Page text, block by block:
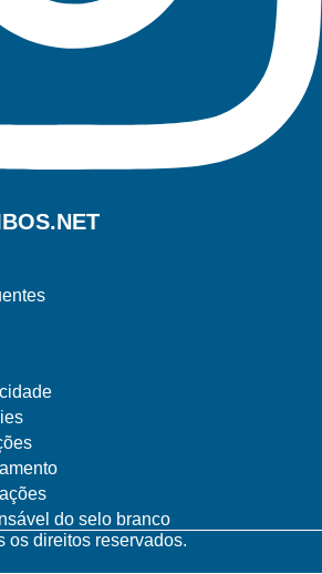
do selo branco
os direitos reservados.